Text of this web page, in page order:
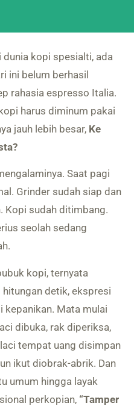
dunia kopi spesialti, ada
ini belum berhasil
rahasia espresso Italia.
harus diminum pakai
jauh lebih besar, Ke
Saat pagi
Grinder sudah siap dan
Kopi sudah ditimbang.
seolah sedang
kopi, ternyata
hitungan detik, ekspresi
kepanikan. Mata mulai
dibuka, rak diperiksa,
tempat uang disimpan
ikut diobrak-abrik. Dan
umum hingga layak
perkopian, “Tamper